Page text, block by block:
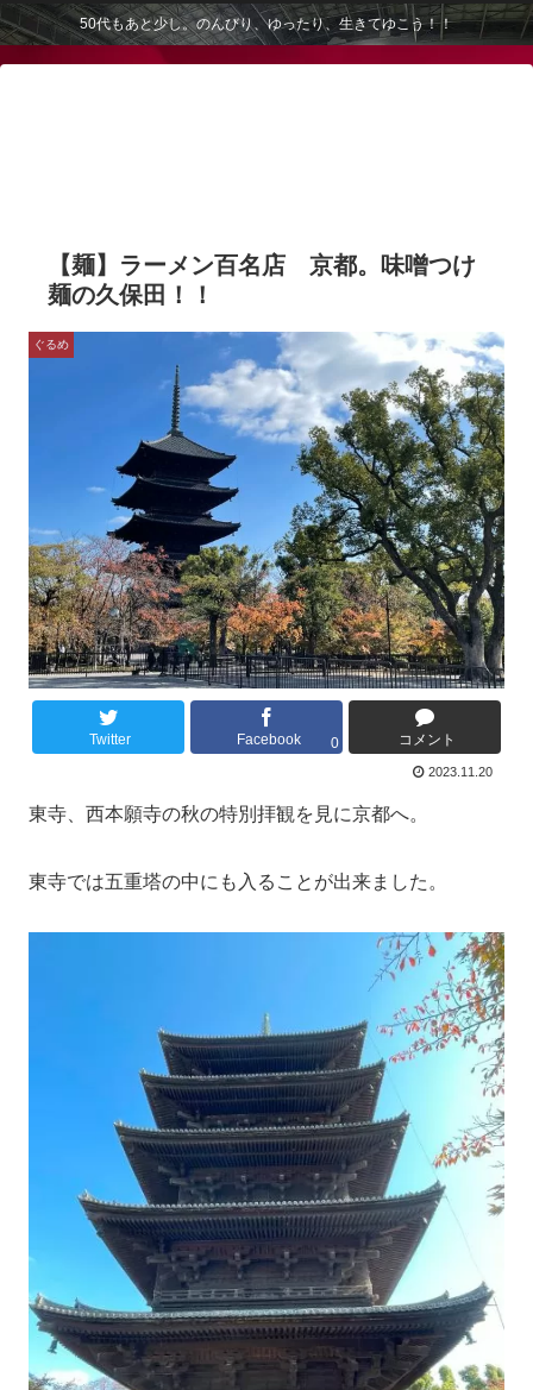
50代もあと少し。のんびり、ゆったり、生きてゆこう！！
【麺】ラーメン百名店 京都。味噌つけ
麺の久保田！！
ぐるめ
Twitter Facebook 0 コメント
2023.11.20
東寺、西本願寺の秋の特別拝観を見に京都へ。
東寺では五重塔の中にも入ることが出来ました。